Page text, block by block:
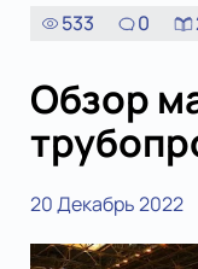
533 0
Обзор
20 Декабрь 2022